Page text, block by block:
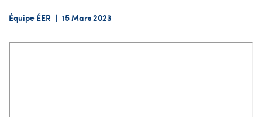
Équipe ÉER | 15 Mars 2023